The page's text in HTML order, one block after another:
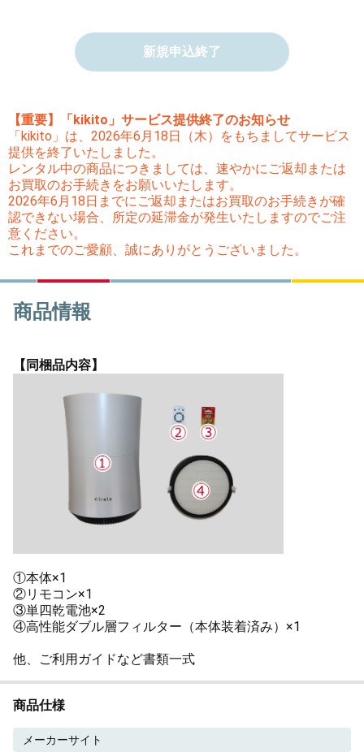
新規申込終了
【重要】「kikito」サービス提供終了のお知らせ
「kikito」は、2026年6月18日（木）をもちましてサービス
提供を終了いたしました。
レンタル中の商品につきましては、速やかにご返却または
お買取のお手続きをお願いいたします。
2026年6月18日までにご返却またはお買取のお手続きが確
認できない場合、所定の延滞金が発生いたしますのでご注
意ください。
これまでのご愛顧、誠にありがとうございました。
商品情報
【同梱品内容】
①本体×1
②リモコン×1
③単四乾電池×2
④高性能ダブル層フィルター（本体装着済み）×1
他、ご利用ガイドなど書類一式
商品仕様
メーカーサイト